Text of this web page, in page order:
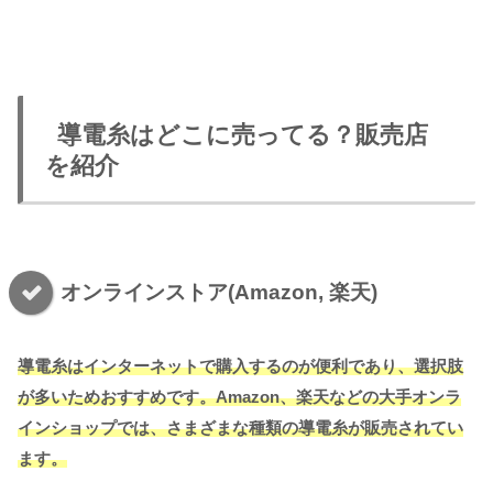
導電糸はどこに売ってる？販売店
を紹介
オンラインストア(Amazon, 楽天)
導電糸はインターネットで購入するのが便利であり、選択肢
が多いためおすすめです。Amazon、楽天などの大手オンラ
インショップでは、さまざまな種類の導電糸が販売されてい
ます。